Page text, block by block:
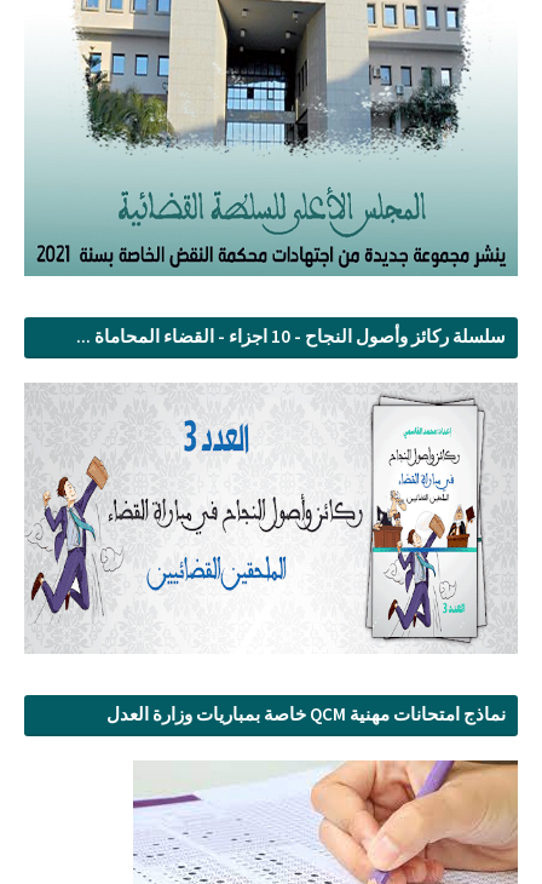
سلسلة ركائز وأصول النجاح - 10 اجزاء - القضاء المحاماة ...
نماذج امتحانات مهنية QCM خاصة بمباريات وزارة العدل